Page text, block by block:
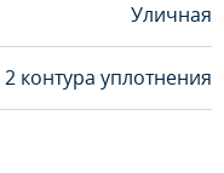
Уличная
2 контура уплотнения